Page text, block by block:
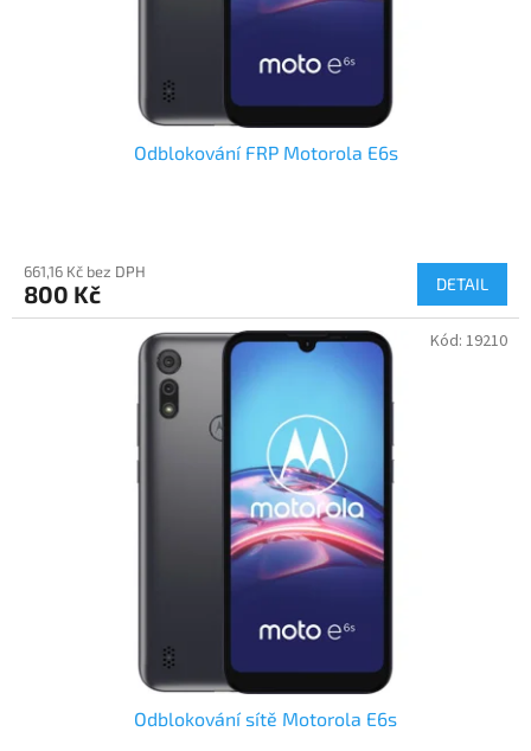
Odblokování FRP Motorola E6s
661,16 Kč bez DPH
800 Kč DETAIL
Odblokování sítě Motorola E6s
Kód: 19210